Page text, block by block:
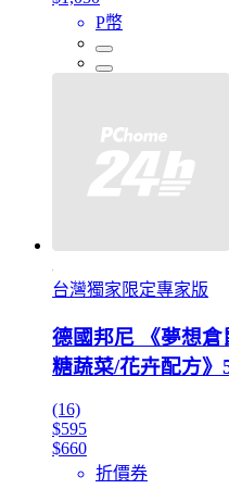
P幣
台灣獨家限定專家版
德國邦尼 《夢想
糖蔬菜/花卉配方》
(16)
$595
$660
折價券